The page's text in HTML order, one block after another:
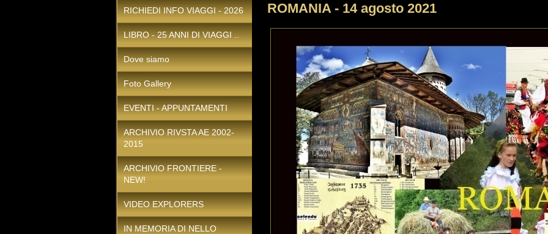
ROMANIA - 14 agosto 2021
RICHIEDI INFO VIAGGI - 2026
LIBRO - 25 ANNI DI VIAGGI ..
Dove siamo
Foto Gallery
EVENTI - APPUNTAMENTI
ARCHIVIO RIVSTA AE 2002-
2015
ARCHIVIO FRONTIERE -
NEW!
VIDEO EXPLORERS
IN MEMORIA DI NELLO